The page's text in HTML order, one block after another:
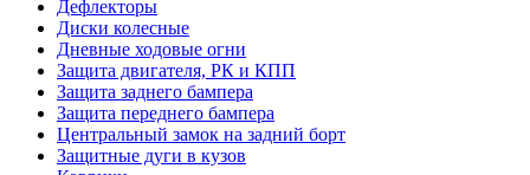
Дефлекторы
Диски колесные
Дневные ходовые огни
Защита двигателя, РК и КПП
Защита заднего бампера
Защита переднего бампера
Центральный замок на задний борт
Защитные дуги в кузов